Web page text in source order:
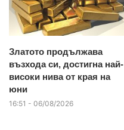
Златото продължава
възхода си, достигна най-
високи нива от края на
юни
16:51 - 06/08/2026